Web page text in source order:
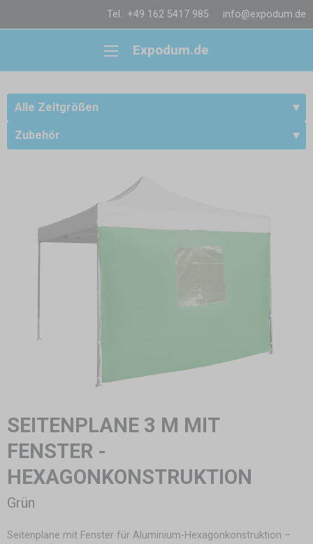
Tel.: +49 162 5417 985 info@expodum.de
Expodum.de
Alle Zeltgrößen
Zubehör
SEITENPLANE 3 M MIT
FENSTER -
HEXAGONKONSTRUKTION
Grün
Seitenplane mit Fenster für Aluminium-Hexagonkonstruktion –